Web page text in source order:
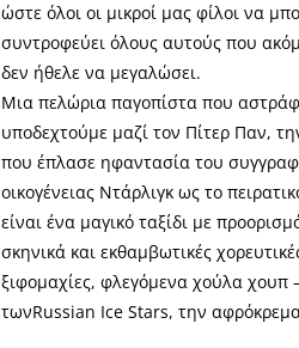
ώστε όλοι οι μικροί μας φίλοι να
συντροφεύει όλους αυτούς που
δεν ήθελε να μεγαλώσει.
Μια πελώρια παγοπίστα που
υποδεχτούμε μαζί τον Πίτερ Παν,
που έπλασε ηφαντασία του
οικογένειας Ντάρλιγκ ως το
είναι ένα μαγικό ταξίδι με
σκηνικά και εκθαμβωτικές
ξιφομαχίες, φλεγόμενα χούλα χουπ
τωνRussian Ice Stars, την